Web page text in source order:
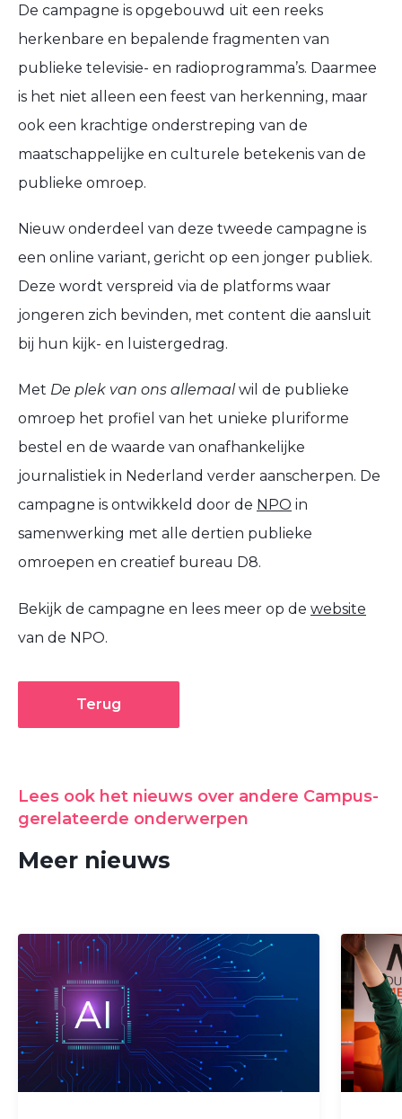
De campagne is opgebouwd uit een reeks
herkenbare en bepalende fragmenten van
publieke televisie- en radioprogramma’s. Daarmee
is het niet alleen een feest van herkenning, maar
ook een krachtige onderstreping van de
maatschappelijke en culturele betekenis van de
publieke omroep.
Nieuw onderdeel van deze tweede campagne is
een online variant, gericht op een jonger publiek.
Deze wordt verspreid via de platforms waar
jongeren zich bevinden, met content die aansluit
bij hun kijk- en luistergedrag.
Met De plek van ons allemaal wil de publieke
omroep het profiel van het unieke pluriforme
bestel en de waarde van onafhankelijke
journalistiek in Nederland verder aanscherpen. De
campagne is ontwikkeld door de NPO in
samenwerking met alle dertien publieke
omroepen en creatief bureau D8.
Bekijk de campagne en lees meer op de website
van de NPO.
Terug
Lees ook het nieuws over andere Campus-
gerelateerde onderwerpen
Meer nieuws